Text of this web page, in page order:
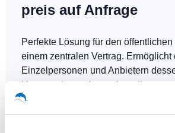
preis auf Anfrage
Perfekte Lösung für den
einem zentralen Vertrag. Ermöglicht
Einzelpersonen und Anbietern
Hotspots kostenlos zu betreiben.